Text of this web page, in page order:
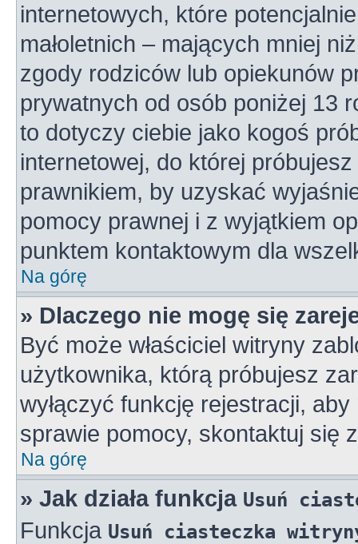
internetowych, które
małoletnich – mających mniej
zgody rodziców lub opiekunów
prywatnych od osób poniżej 13
to dotyczy ciebie jako kogoś
internetowej, do której
prawnikiem, by uzyskać
pomocy prawnej i z wyjątkiem
punktem kontaktowym dla
Na górę
» Dlaczego nie mogę się
Być może właściciel witryny
użytkownika, którą próbujesz
wyłączyć funkcję rejestracji,
sprawie pomocy, skontaktuj się
Na górę
» Jak działa funkcja Usuń
Funkcja Usuń ciasteczka